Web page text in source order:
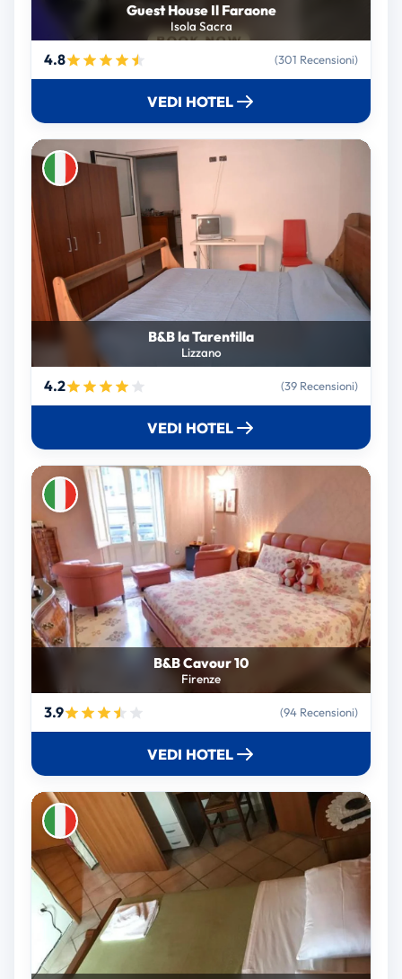
Guest House Il Faraone
Isola Sacra
4.8 (301 Recensioni)
VEDI HOTEL
B&B la Tarentilla
Lizzano
4.2 (39 Recensioni)
VEDI HOTEL
B&B Cavour 10
Firenze
3.9 (94 Recensioni)
VEDI HOTEL